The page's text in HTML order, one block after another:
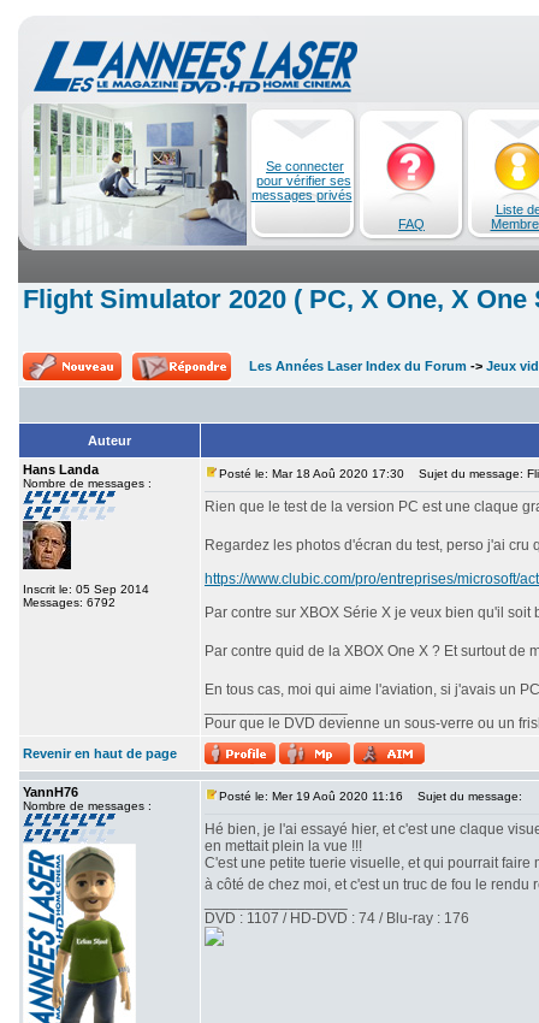
Se connecter
pour vérifier ses
messages privés
FAQ
Liste
Flight Simulator 2020 ( PC, X One, X One
Les Années Laser Index du Forum -> Jeux
Auteur
Hans Landa
Nombre de messages :
Inscrit le: 05 Sep 2014
Messages: 6792
Posté le: Mar 18 Aoû 2020 17:30 Sujet du message:
Rien que le test de la version PC est une claque
Regardez les photos d'écran du test, perso j'ai cru
https://www.clubic.com/pro/entreprises/microsoft/
Par contre sur XBOX Série X je veux bien qu'il
Par contre quid de la XBOX One X ? Et surtout
En tous cas, moi qui aime l'aviation, si j'avais un
Pour que le DVD devienne un sous-verre ou un
Revenir en haut de page
YannH76
Nombre de messages :
Posté le: Mer 19 Aoû 2020 11:16 Sujet du message:
Hé bien, je l'ai essayé hier, et c'est une claque
en mettait plein la vue !!!
C'est une petite tuerie visuelle, et qui pourrait
à côté de chez moi, et c'est un truc de fou le
DVD : 1107 / HD-DVD : 74 / Blu-ray : 176